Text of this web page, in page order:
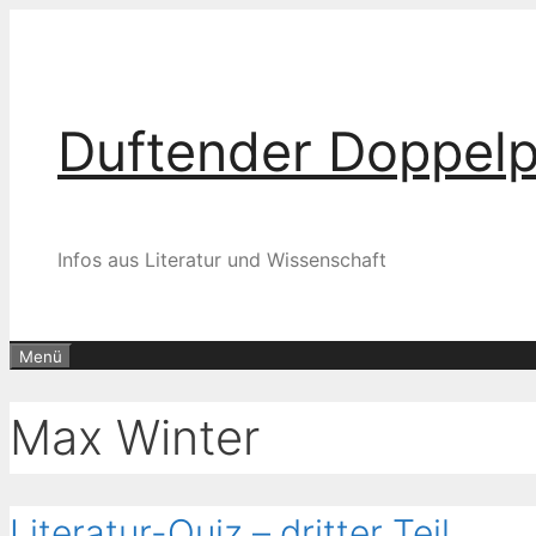
Duftender
Infos aus Literatur und Wissenschaft
Menü
Max Winter